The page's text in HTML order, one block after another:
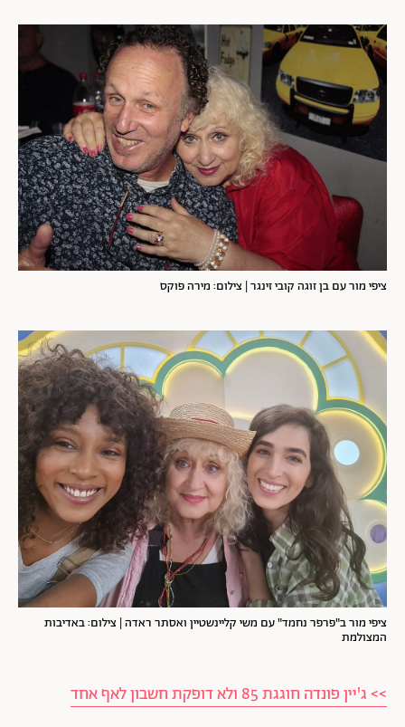
ציפי מור עם בן זוגה קובי זינגר | צילום: מירה פוקס
ציפי מור ב"פרפר נחמד" עם משי קליינשטיין ואסתר ראדה | צילום: באדיבות
המצולמת
>> ג'יין פונדה חוגגת 85 ולא דופקת חשבון לאף אחד